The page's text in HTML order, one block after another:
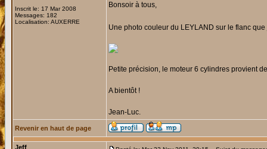
Inscrit le: 17 Mar 2008
Messages: 182
Localisation: AUXERRE
Bonsoir à tous,
Une photo couleur du LEYLAND sur le flanc
Petite précision, le moteur 6 cylindres provient
A bientôt !
Jean-Luc.
Revenir en haut de page
Jeff